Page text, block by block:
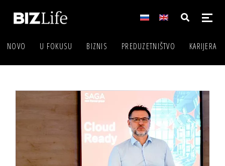
NOVO U FOKUSU BIZNIS PREDUZETNIŠTVO KARIJERA